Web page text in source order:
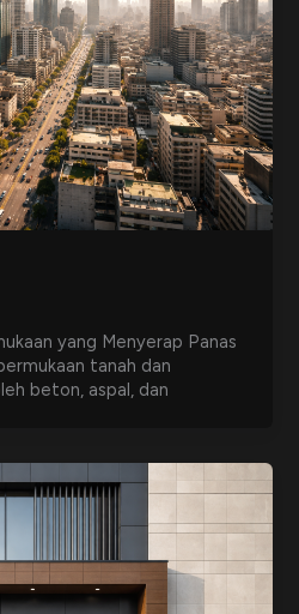
yang Menyerap Panas
tanah dan
beton, aspal, dan